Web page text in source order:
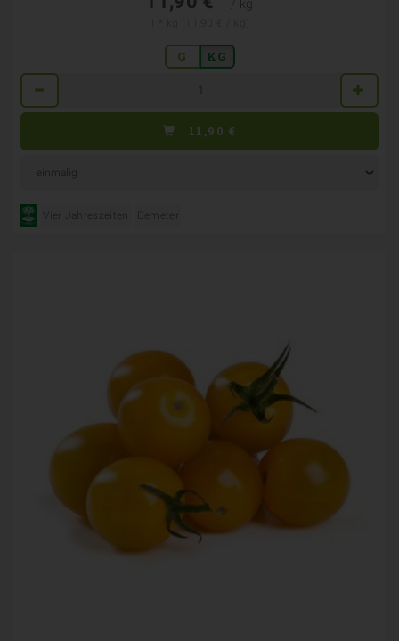
/ kg
G KG
11,90€
Vier Jahreszeiten Demeter